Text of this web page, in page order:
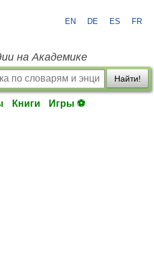
EN DE ES FR
на Академике
Найти!
Книги Игры ⚽